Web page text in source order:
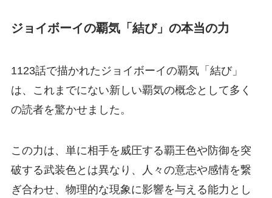
ジョイボーイの覇気「結び」の本当の力
1123話で描かれたジョイボーイの覇気「結び」
は、これまでにない新しい覇気の概念として多く
の読者を驚かせました。
この力は、単に相手を威圧する覇王色や防御を突
破する武装色とは異なり、人々の意志や感情を繋
ぎ合わせ、物理的な現象に影響を与える能力とし